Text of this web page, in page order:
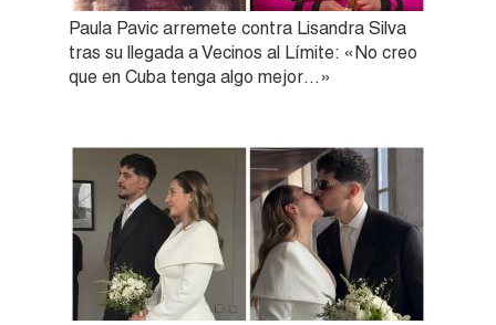
Paula Pavic arremete contra Lisandra Silva
tras su llegada a Vecinos al Límite: «No creo
que en Cuba tenga algo mejor…»